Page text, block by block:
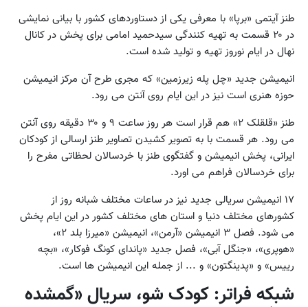
طنز آیتمی «برپا» با معرفی یکی از دستاوردهای کشور با بیانی نمایشی
در ۲۰ قسمت به تهیه کنندگی سیدحمید امامی برای پخش در کانال
نهال در ایام نوروز تهیه و تولید شده است.
انیمیشن جدید «چل پله زیرزمین» که مجری طرح آن مرکز انیمیشن
حوزه هنری است نیز در این ایام روی آنتن می رود.
طنز «قلقلک ۲» هم قرار است هر روز ساعت ۹ و ۳۰ دقیقه روی آنتن
می رود. هر قسمت با به تصویر کشیدن تصاویر طنز ارسالی از کودکان
ایرانی، پخش انیمیشن و گفتگوی طنز با خردسالان لحظاتی مفرح را
برای خردسالان فراهم می اورد.
۱۷ انیمیشن سریالی جدید نیز در ساعات مختلف شبانه روز از
کشورهای مختلف دنیا و استان های مختلف کشور در این ایام پخش
می شود. فصل ۳ انیمیشن «آرمن»، انیمیشن «میرزا بلد ۲»،
«هوپری»، «جنگل آبی»، فصل جدید «پاندای کونگ فوکار»، «بچه
رییس» و «پدینگتون» و ... از جمله این انیمیشن ها است.
شبکه فراتر: کودک شو، سریال «گمشده